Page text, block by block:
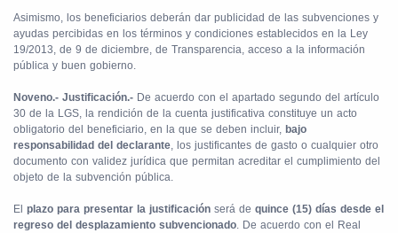
Asimismo, los beneficiarios deberán dar publicidad de las subvenciones y
ayudas percibidas en los términos y condiciones establecidos en la Ley
19/2013, de 9 de diciembre, de Transparencia, acceso a la información
pública y buen gobierno.
Noveno.- Justificación.- De acuerdo con el apartado segundo del artículo
30 de la LGS, la rendición de la cuenta justificativa constituye un acto
obligatorio del beneficiario, en la que se deben incluir, bajo
responsabilidad del declarante, los justificantes de gasto o cualquier otro
documento con validez jurídica que permitan acreditar el cumplimiento del
objeto de la subvención pública.
El plazo para presentar la justificación será de quince (15) días desde el
regreso del desplazamiento subvencionado. De acuerdo con el Real